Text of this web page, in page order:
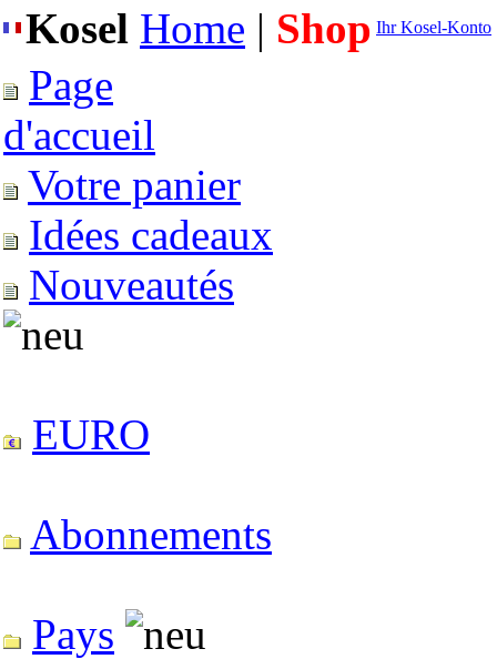
Kosel Home | Shop Ihr Kosel-Konto
Page
d'accueil
Votre panier
Idées cadeaux
Nouveautés
EURO
Abonnements
Pays